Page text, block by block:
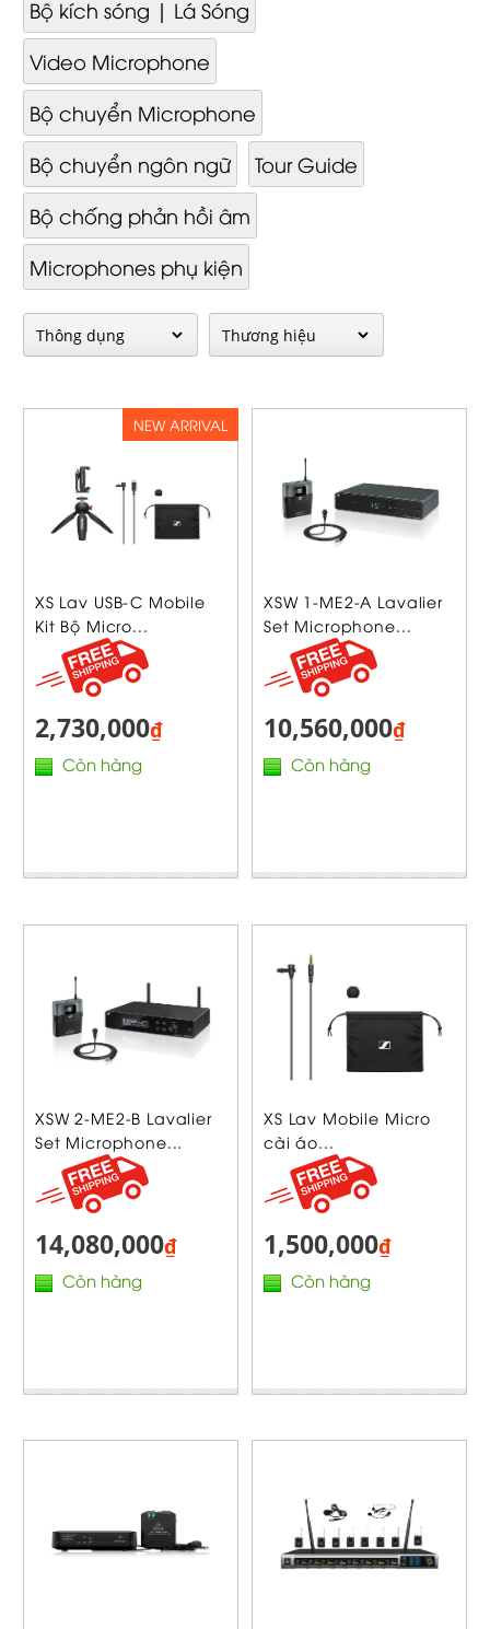
Bộ kích sóng | Lá Sóng
Video Mi­cro­phone
Bộ chuyển Microphone
Bộ chuyển ngôn ngữ
Tour Guide
Bộ chống phản hồi âm
Microphones phụ kiện
XS Lav USB-C Mobile
Kit Bộ Micro...
2,730,000₫
Còn hàng
NEW ARRIVAL
XSW 1-ME2-A Lavalier
Set Microphone...
10,560,000₫
Còn hàng
XSW 2-ME2-B Lavalier
Set Microphone...
14,080,000₫
Còn hàng
XS Lav Mobile Micro
cài áo...
1,500,000₫
Còn hàng